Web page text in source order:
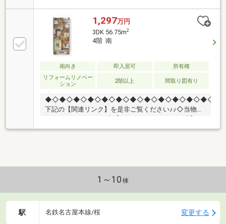
床張替）〇即入居可能です▼周辺環境◎春日野小学校
徒歩約１０分・桜田中学校徒歩約１５分◎ローソン南
区芝町店徒歩約３分徒歩約５分◎ドラッグスギヤマ笠
寺店おうち探しは不動産ドゥイングへ◆■不動産歴１
０年以上のスタッフが対応■■ローンのご相談から、物
件の案内、契約、決済まで最後まで責任をもって対応
させて頂きます！！☆お気軽にお問合せください☆◆
お問い合わせは → ０５６９－８４－２１０３◆
1,297万円
3DK 56.75m2
4階 南
南向き 即入居可
所有権
リフォームリノベー
ション
2階以上 間取り図有り
下記の【関連リンク】を是非ご覧ください♪♪◇当物件
クロス全室張替・クッションフロア上張り・一部張
上のスタッフが対応◆ローンのご相談から、物件の案
内、契約、決済まで 最後まで責任をもって対応させ
て頂きます！！〇●新築戸建てキャンペーン実施中●〇
1～10 棟
駅 名鉄名古屋本線/桜 変更する